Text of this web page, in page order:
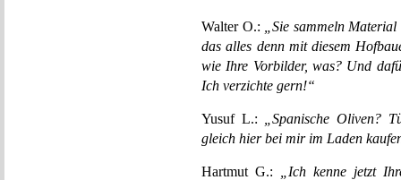
Walter O.:
„Sie sammeln
das alles denn mit diesem
wie Ihre Vorbilder, was? Und
Ich verzichte gern!“
Yusuf L.:
„Spanische Oliven?
gleich hier bei mir im Laden
Hartmut G.:
„Ich kenne jetzt